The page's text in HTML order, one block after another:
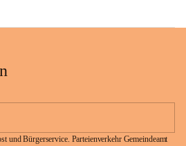
und Bürgerservice. Parteienverkehr Gemeindeamt